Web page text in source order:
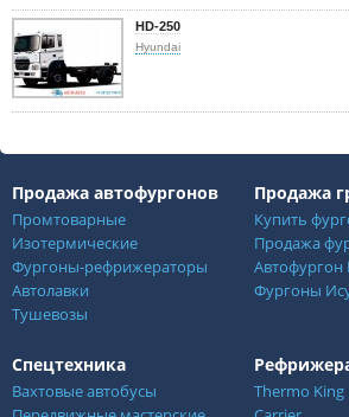
HD-250
Hyundai
Продажа автофургонов
Промтоварные
Изотермические
Фургоны-рефрижераторы
Автолавки
Тушевозы
Продажа
Купить
Продажа
Автофургон
Фургоны
Спецтехника
Вахтовые автобусы
Thermo King